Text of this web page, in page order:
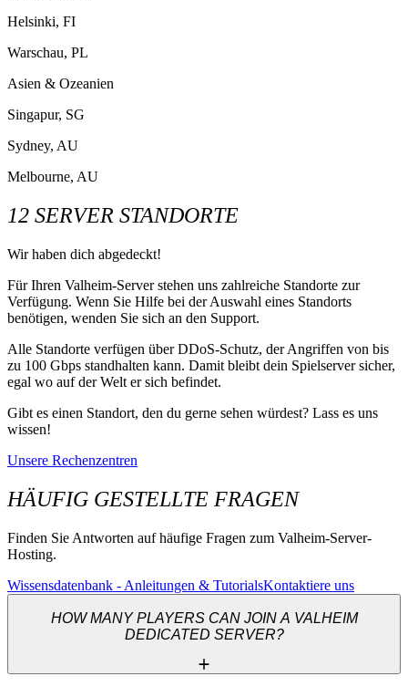
Helsinki, FI
Warschau, PL
Asien & Ozeanien
Singapur, SG
Sydney, AU
Melbourne, AU
12 SERVER STANDORTE
Wir haben dich abgedeckt!
Für Ihren Valheim-Server stehen uns zahlreiche Standorte zur
Verfügung. Wenn Sie Hilfe bei der Auswahl eines Standorts
benötigen, wenden Sie sich an den Support.
Alle Standorte verfügen über DDoS-Schutz, der Angriffen von bis
zu 100 Gbps standhalten kann. Damit bleibt dein Spielserver sicher,
egal wo auf der Welt er sich befindet.
Gibt es einen Standort, den du gerne sehen würdest? Lass es uns
wissen!
Unsere Rechenzentren
HÄUFIG GESTELLTE FRAGEN
Finden Sie Antworten auf häufige Fragen zum Valheim-Server-
Hosting.
Wissensdatenbank - Anleitungen & TutorialsKontaktiere uns
HOW MANY PLAYERS CAN JOIN A VALHEIM
DEDICATED SERVER?